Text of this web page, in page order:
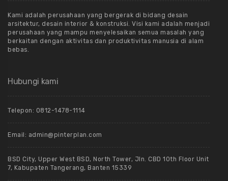
Kami adalah perusahaan yang bergerak di bidang desain
arsitektur, desain interior & konstruksi. Visi kami adalah menjadi
perusahaan yang mampu menyelesaikan semua masalah yang
berkaitan dengan aktivitas dan produktivitas manusia di alam
bebas.
Hubungi kami
Telepon: 0812-1478-1114
Email: admin@pinterplan.com
BSD City, Upper West BSD, North Tower, Jln. CBD 10th Floor Unit
7, Kabupaten Tangerang, Banten 15339